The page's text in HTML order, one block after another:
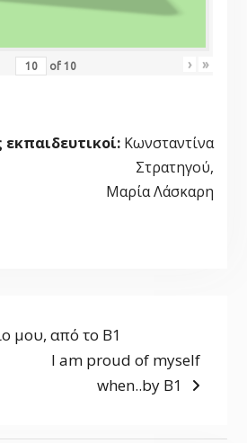
of 10 › »
Κωνσταντίνα
Στρατηγού,
Μαρία Λάσκαρη
μου, από το Β1
Next
I am proud of myself
when..by B1